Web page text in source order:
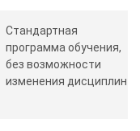
Стандартная
программа обучения,
без возможности
изменения дисциплин